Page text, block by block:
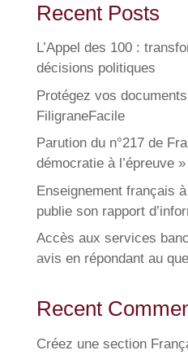
Recent Posts
L’Appel des 100 :
décisions politiques
Protégez vos
FiligraneFacile
Parution du n°217 de
démocratie à l’épreuve »
Enseignement français
publie son rapport
Accès aux services
avis en répondant au
Recent
Créez une section